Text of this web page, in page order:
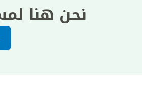
نحن هنا